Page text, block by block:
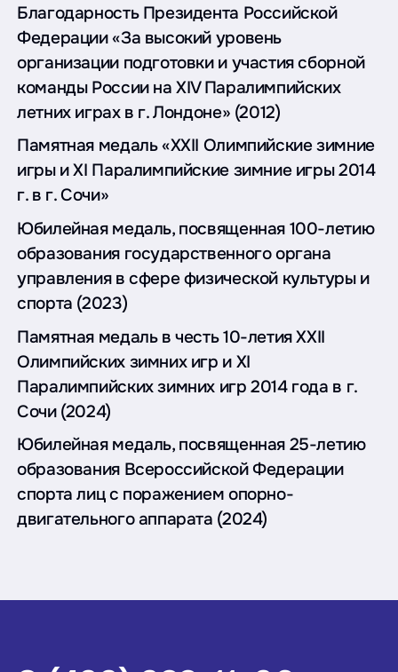
Благодарность Президента Российской
Федерации «За высокий уровень
организации подготовки и участия сборной
команды России на ХIV Паралимпийских
летних играх в г. Лондоне» (2012)
Памятная медаль «ХХII Олимпийские зимние
игры и ХI Паралимпийские зимние игры 2014
г. в г. Сочи»
Юбилейная медаль, посвященная 100-летию
образования государственного органа
управления в сфере физической культуры и
спорта (2023)
Памятная медаль в честь 10-летия XXII
Олимпийских зимних игр и XI
Паралимпийских зимних игр 2014 года в г.
Сочи (2024)
Юбилейная медаль, посвященная 25-летию
образования Всероссийской Федерации
спорта лиц с поражением опорно-
двигательного аппарата (2024)